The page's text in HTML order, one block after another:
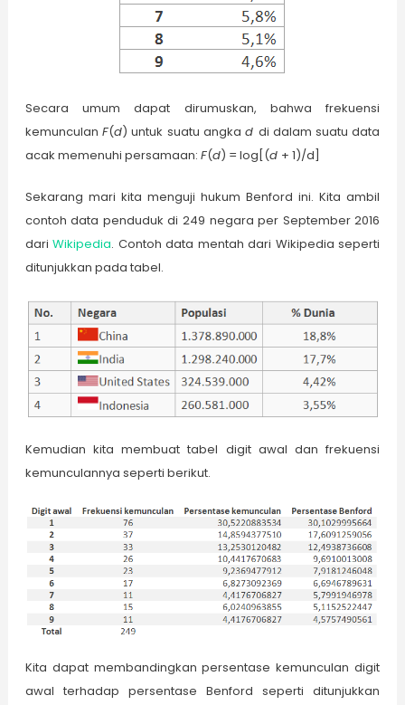
Secara umum dapat dirumuskan, bahwa frekuensi
kemunculan F(d) untuk suatu angkad di dalam suatu data
acak memenuhi persamaan: F(d) = log[(d + 1)/d]
Sekarang mari kita menguji hukum Benford ini. Kita ambil
contoh data penduduk di 249 negara per September 2016
dariWikipedia. Contoh data mentah dari Wikipedia seperti
ditunjukkan pada tabel.
Kemudian kita membuat tabel digit awal dan frekuensi
kemunculannya seperti berikut.
Kita dapat membandingkan persentase kemunculan digit
awal terhadap persentase Benford seperti ditunjukkan